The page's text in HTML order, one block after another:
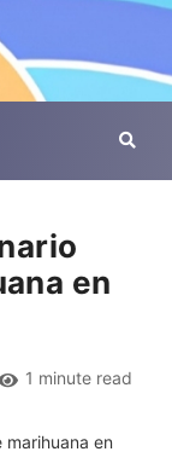
en
1 minute read